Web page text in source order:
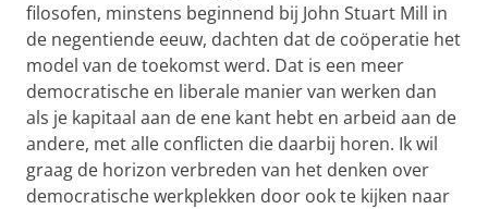
filosofen, minstens beginnend bij John Stuart Mill in
de negentiende eeuw, dachten dat de coöperatie het
model van de toekomst werd. Dat is een meer
democratische en liberale manier van werken dan
als je kapitaal aan de ene kant hebt en arbeid aan de
andere, met alle conflicten die daarbij horen. Ik wil
graag de horizon verbreden van het denken over
democratische werkplekken door ook te kijken naar